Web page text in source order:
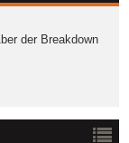
der Breakdown